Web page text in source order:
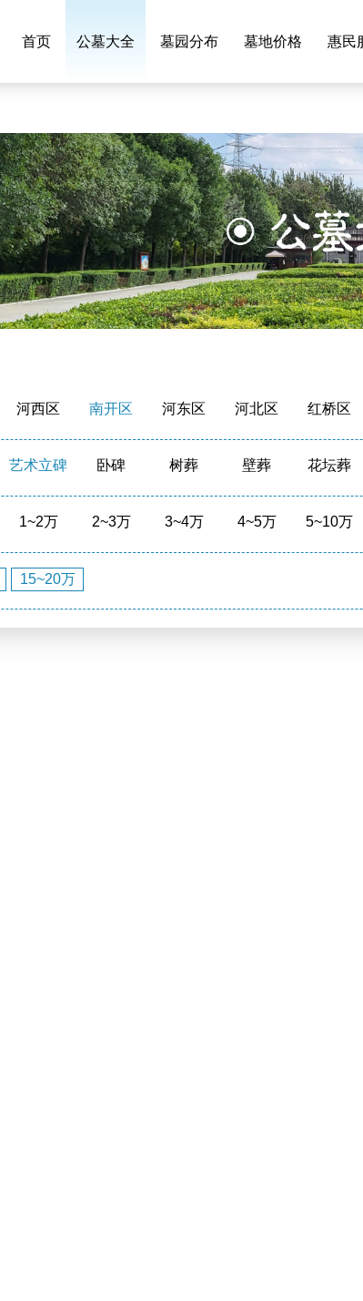
首页 公墓大全 墓园分布 墓地价格 惠民
河西区 南开区 河东区 河北区 红桥区
艺术立碑 卧碑 树葬 壁葬 花坛葬
1~2万 2~3万 3~4万 4~5万 5~10万
15~20万